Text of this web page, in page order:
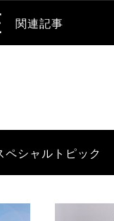
関連記事
ペシャルトピック